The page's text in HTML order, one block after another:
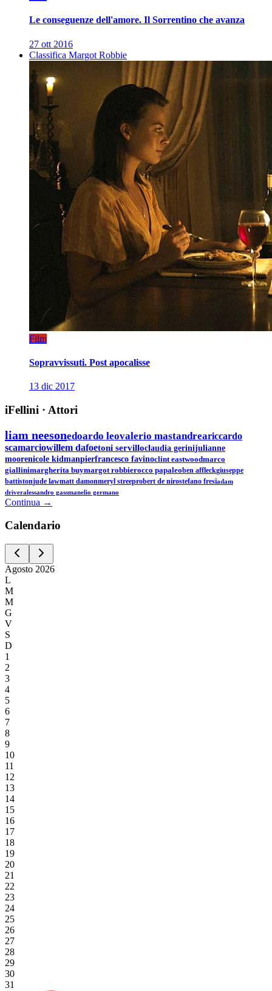
Le conseguenze dell'amore. Il Sorrentino che avanza
27 ott 2016
Classifica Margot Robbie
Film
Sopravvissuti. Post apocalisse
13 dic 2017
iFellini · Attori
liam neesonedoardo leovalerio mastandreariccardo
scamarciowillem dafoetoni servilloclaudia gerinijulianne
moorenicole kidmanpierfrancesco favinoclint eastwoodmarco
giallinimargherita buymargot robbierocco papaleoben affleckgiuseppe
battistonjude lawmatt damonmeryl streeprobert de nirostefano fresiadam
driveralessandro gassmanelio germano
Continua →
Calendario
Agosto 2026
L
M
M
G
V
S
D
1
2
3
4
5
6
7
8
9
10
11
12
13
14
15
16
17
18
19
20
21
22
23
24
25
26
27
28
29
30
31